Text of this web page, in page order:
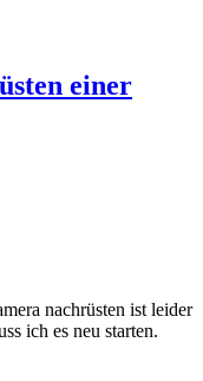
einer
nachrüsten ist leider
ich es neu starten.